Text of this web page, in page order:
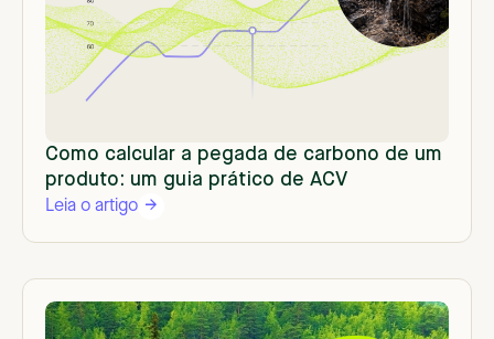
Como calcular a pegada de carbono de um
produto: um guia prático de ACV
Leia o artigo